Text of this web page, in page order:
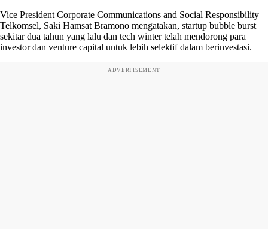
Vice President Corporate Communications and Social Responsibility
Telkomsel, Saki Hamsat Bramono mengatakan, startup bubble burst
sekitar dua tahun yang lalu dan tech winter telah mendorong para
investor dan venture capital untuk lebih selektif dalam berinvestasi.
ADVERTISEMENT